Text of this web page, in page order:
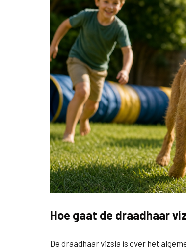
Hoe gaat de draadhaar
De draadhaar vizsla is over het